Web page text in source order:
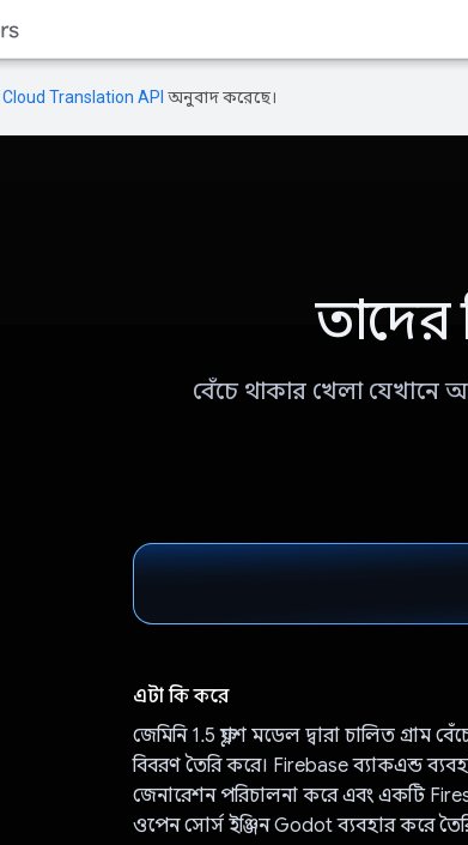
Cloud Translation API অনুবাদ করেছে।
তাদের
বেঁচে থাকার খেলা যেখানে
এটা কি করে
জেমিনি 1.5 ফ্ল্যাশ মডেল দ্বারা চালিত গ্রাম
বিবরণ তৈরি করে। Firebase ব্যাকএন্ড
জেনারেশন পরিচালনা করে এবং একটি
ওপেন সোর্স ইঞ্জিন Godot ব্যবহার করে